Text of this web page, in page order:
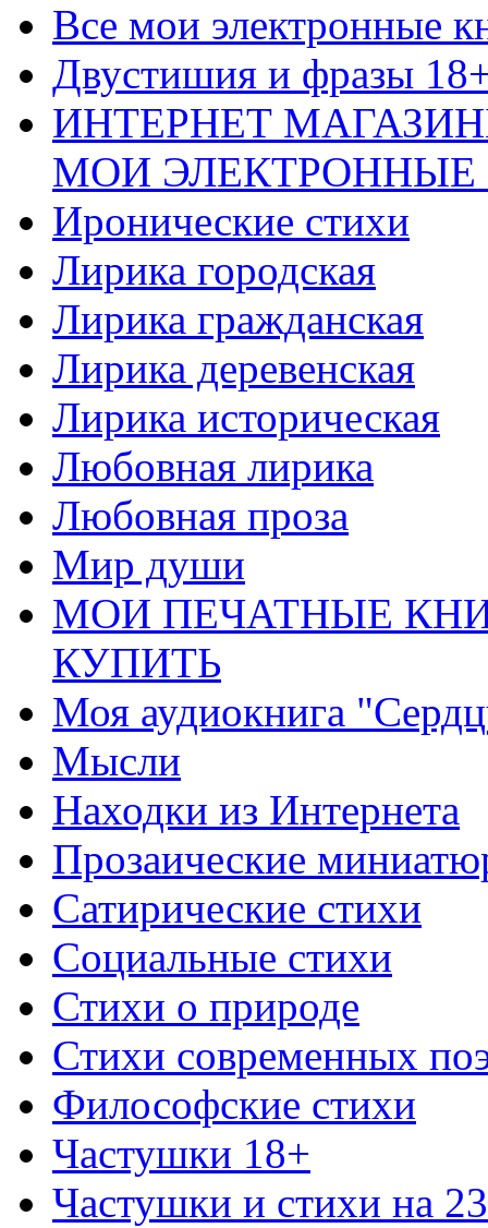
Все мои электронные
Двустишия и фразы
ИНТЕРНЕТ
МОИ ЭЛЕКТРОННЫЕ
Иронические стихи
Лирика городская
Лирика гражданская
Лирика деревенская
Лирика историческая
Любовная лирика
Любовная проза
Мир души
МОИ ПЕЧАТНЫЕ
КУПИТЬ
Моя аудиокнига
Мысли
Находки из Интернета
Прозаические
Сатирические стихи
Социальные стихи
Стихи о природе
Стихи современных
Философские стихи
Частушки 18+
Частушки и стихи на